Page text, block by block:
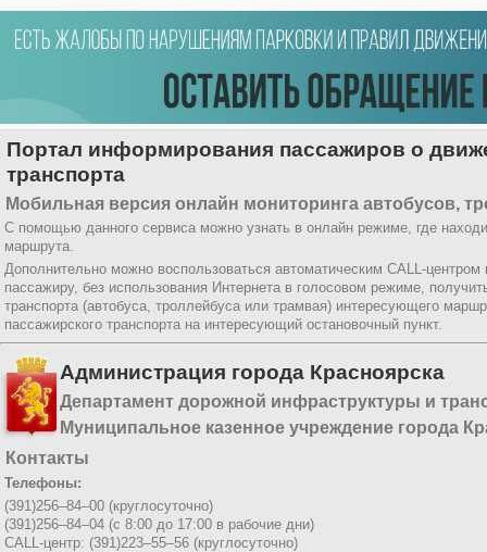
Портал информирования пассажиров о
транспорта
Мобильная версия онлайн мониторинга автобусов,
С помощью данного сервиса можно узнать в онлайн режиме, где
маршрута.
Дополнительно можно воспользоваться автоматическим CALL-
пассажиру, без использования Интернета в голосовом режиме,
транспорта (автобуса, троллейбуса или трамвая) интересующего
пассажирского транспорта на интересующий остановочный пункт.
Администрация города Красноярска
Департамент дорожной инфраструктуры и
Муниципальное казенное учреждение города
Контакты
Телефоны:
(391)256–84–00 (круглосуточно)
(391)256–84–04 (с 8:00 до 17:00 в рабочие дни)
CALL-центр: (391)223–55–56 (круглосуточно)